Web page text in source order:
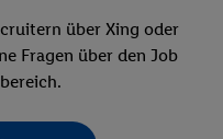
über Xing oder
Fragen über den Job